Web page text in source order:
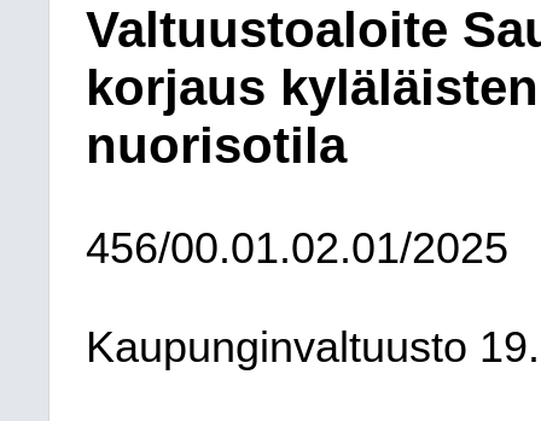
Valtuustoaloite
korjaus
nuorisotila
456/00.01.02.01/2025
Kaupunginvaltuusto